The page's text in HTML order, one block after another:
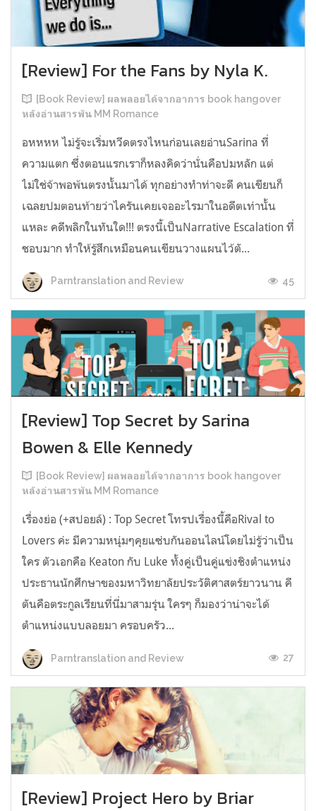
[Review] For the Fans by Nyla K.
[Book Review] ผลพลอยได้จากอาการ book hangover
หลังอ่านสารพัน MM Romance
อหหหห ไม่รู้จะเริ่มหวีดตรงไหนก่อนเลยอ่านSarina ที่
ความแตก ซึ่งตอนแรกเราก็หลงคิดว่านั่นคือปมหลัก แต่
ไม่ใช่จ้าพอพ้นตรงนั้นมาได้ ทุกอย่างทำท่าจะดี คนเขียนก็
เฉลยปมตอนท้ายว่าไครันเคยเจออะไรมาในอดีตเท่านั้น
แหละ คดีพลิกในทันใด!!! ตรงนี้เป็นNarrative Escalation ที่
ชอบมาก ทำให้รู้สึกเหมือนคนเขียนวางแผนไว้ตั...
Parntranslation and Review 45
[Review] Top Secret by Sarina
Bowen & Elle Kennedy
[Book Review] ผลพลอยได้จากอาการ book hangover
หลังอ่านสารพัน MM Romance
เรื่องย่อ (+สปอยล์) : Top Secret โทรปเรื่องนี้คือRival to
Lovers ค่ะ มีความหนุ่มๆคุยแซ่บกันออนไลน์โดยไม่รู้ว่าเป็น
ใคร ตัวเอกคือ Keaton กับ Luke ทั้งคู่เป็นคู่แข่งชิงตำแหน่ง
ประธานนักศึกษาของมหาวิทยาลัยประวัติศาสตร์ยาวนาน คี
ตันคือตระกูลเรียนที่นี่มาสามรุ่น ใครๆ ก็มองว่าน่าจะได้
ตำแหน่งแบบลอยมา ครอบครัว...
Parntranslation and Review 27
[Review] Project Hero by Briar